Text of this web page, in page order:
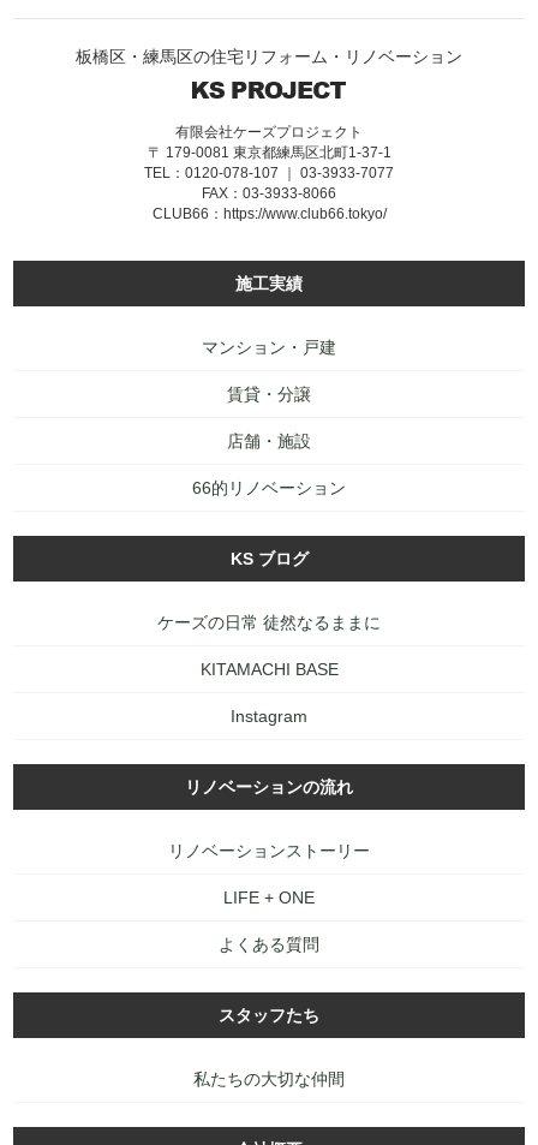
板橋区・練馬区の住宅リフォーム・リノベーション
有限会社ケーズプロジェクト
〒 179-0081 東京都練馬区北町1-37-1
TEL：0120-078-107 ｜ 03-3933-7077
FAX：03-3933-8066
CLUB66： https://www.club66.tokyo/
施工実績
マンション・戸建
賃貸・分譲
店舗・施設
66的リノベーション
KS ブログ
ケーズの日常 徒然なるままに
KITAMACHI BASE
Instagram
リノベーションの流れ
リノベーションストーリー
LIFE + ONE
よくある質問
スタッフたち
私たちの大切な仲間